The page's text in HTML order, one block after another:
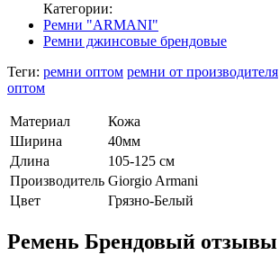
Категории:
Ремни "ARMANI"
Ремни джинсовые брендовые
Теги: ремни оптом ремни от производителя
оптом
Материал
Кожа
Ширина
40мм
Длина
105-125 см
Производитель Giorgio Armani
Цвет
Грязно-Белый
Ремень Брендовый отзывы